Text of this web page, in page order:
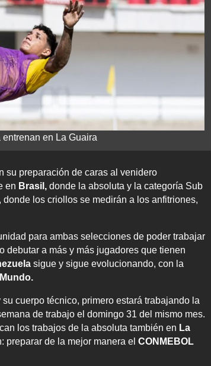
en La Guaira
su preparación de caras al venidero
en Brasil, donde la absoluta y la categoría Sub
los criollos se medirán a los anfitriones,
para ambas selecciones de poder trabajar
debutar a más y más jugadores que tienen
sigue y sigue evolucionando, con la
su cuerpo técnico, primero estará trabajando la
de trabajo el domingo 31 del mismo mes.
los trabajos de la absoluta también en La
preparar de la mejor manera el CONMEBOL